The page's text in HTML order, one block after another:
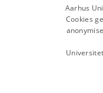
at gribe hårdt ind
Disse krav kunne
overtog
29. august 1943,
administrere landet under
efteråret 1944. Herudover
ledende danske politikere.
Aarhus
Cookies